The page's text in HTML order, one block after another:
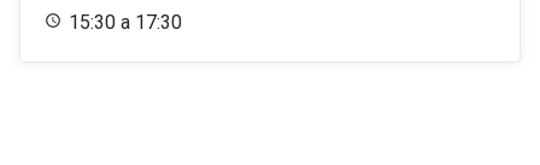
15:30 a 17:30